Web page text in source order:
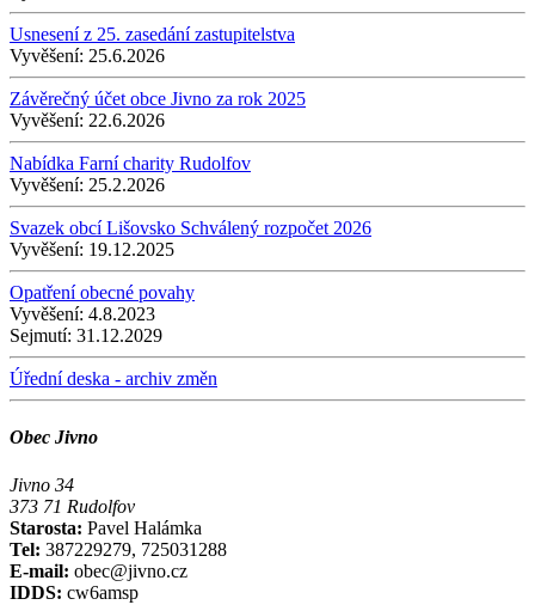
Usnesení z 25. zasedání zastupitelstva
Vyvěšení: 25.6.2026
Závěrečný účet obce Jivno za rok 2025
Vyvěšení: 22.6.2026
Nabídka Farní charity Rudolfov
Vyvěšení: 25.2.2026
Svazek obcí Lišovsko Schválený rozpočet 2026
Vyvěšení: 19.12.2025
Opatření obecné povahy
Vyvěšení: 4.8.2023
Sejmutí: 31.12.2029
Úřední deska - archiv změn
Obec Jivno
Jivno 34
373 71 Rudolfov
Starosta: Pavel Halámka
Tel: 387229279, 725031288
E-mail: obec@jivno.cz
IDDS: cw6amsp